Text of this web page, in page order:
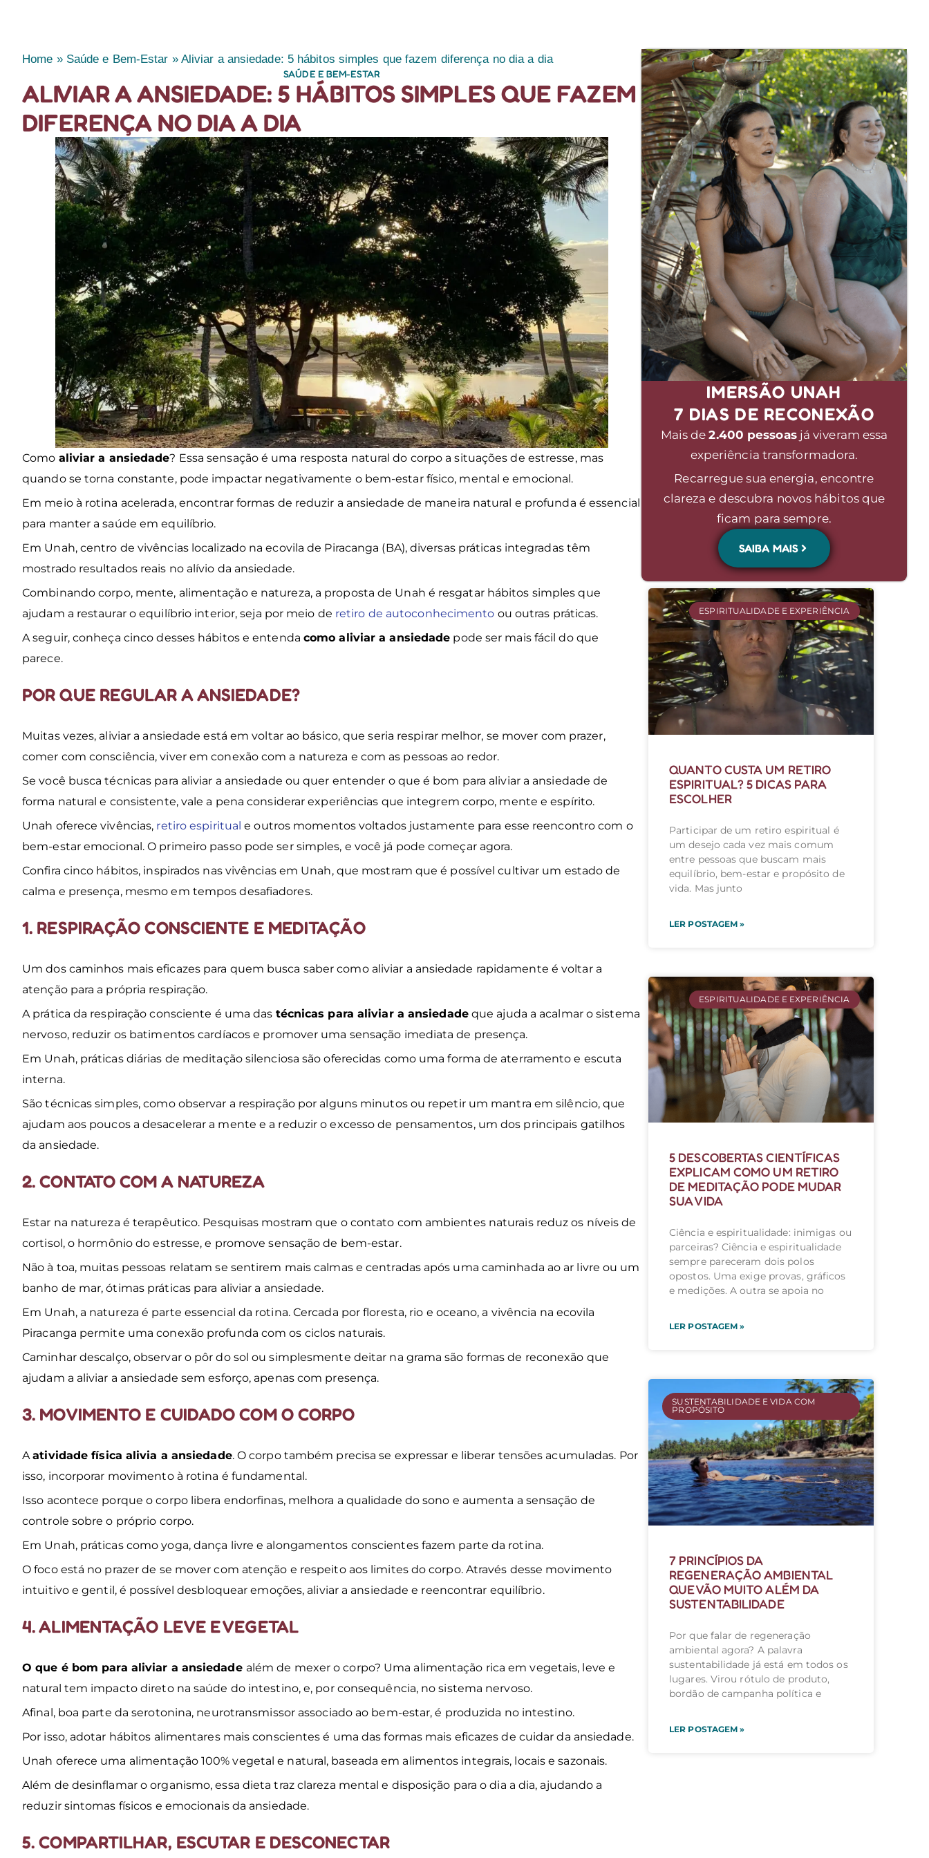
Home » Saúde e Bem-Estar » Aliviar a ansiedade: 5 hábitos simples que fazem diferença no dia a dia
SAÚDE E BEM-ESTAR
ALIVIAR A ANSIEDADE: 5 HÁBITOS SIMPLES QUE FAZEM
DIFERENÇA NO DIA A DIA
Como aliviar a ansiedade? Essa sensação é uma resposta natural do corpo a situações de estresse, mas
quando se torna constante, pode impactar negativamente o bem-estar físico, mental e emocional.
Em meio à rotina acelerada, encontrar formas de reduzir a ansiedade de maneira natural e profunda é essencial
para manter a saúde em equilíbrio.
Em Unah, centro de vivências localizado na ecovila de Piracanga (BA), diversas práticas integradas têm
mostrado resultados reais no alívio da ansiedade.
Combinando corpo, mente, alimentação e natureza, a proposta de Unah é resgatar hábitos simples que
ajudam a restaurar o equilíbrio interior, seja por meio de retiro de autoconhecimento ou outras práticas.
A seguir, conheça cinco desses hábitos e entenda como aliviar a ansiedade pode ser mais fácil do que
parece.
POR QUE REGULAR A ANSIEDADE?
Muitas vezes, aliviar a ansiedade está em voltar ao básico, que seria respirar melhor, se mover com prazer,
comer com consciência, viver em conexão com a natureza e com as pessoas ao redor.
Se você busca técnicas para aliviar a ansiedade ou quer entender o que é bom para aliviar a ansiedade de
forma natural e consistente, vale a pena considerar experiências que integrem corpo, mente e espírito.
Unah oferece vivências, retiro espiritual e outros momentos voltados justamente para esse reencontro com o
bem-estar emocional. O primeiro passo pode ser simples, e você já pode começar agora.
Confira cinco hábitos, inspirados nas vivências em Unah, que mostram que é possível cultivar um estado de
calma e presença, mesmo em tempos desafiadores.
1. RESPIRAÇÃO CONSCIENTE E MEDITAÇÃO
Um dos caminhos mais eficazes para quem busca saber como aliviar a ansiedade rapidamente é voltar a
atenção para a própria respiração.
A prática da respiração consciente é uma das técnicas para aliviar a ansiedadeque ajuda a acalmar o sistema
nervoso, reduzir os batimentos cardíacos e promover uma sensação imediata de presença.
Em Unah, práticas diárias de meditação silenciosa são oferecidas como uma forma de aterramento e escuta
interna.
São técnicas simples, como observar a respiração por alguns minutos ou repetir um mantra em silêncio, que
ajudam aos poucos a desacelerar a mente e a reduzir o excesso de pensamentos, um dos principais gatilhos
da ansiedade.
2. CONTATO COM A NATUREZA
Estar na natureza é terapêutico. Pesquisas mostram que o contato com ambientes naturais reduz os níveis de
cortisol, o hormônio do estresse, e promove sensação de bem-estar.
Não à toa, muitas pessoas relatam se sentirem mais calmas e centradas após uma caminhada ao ar livre ou um
banho de mar, ótimas práticas para aliviar a ansiedade.
Em Unah, a natureza é parte essencial da rotina. Cercada por floresta, rio e oceano, a vivência na ecovila
Piracanga permite uma conexão profunda com os ciclos naturais.
Caminhar descalço, observar o pôr do sol ou simplesmente deitar na grama são formas de reconexão que
ajudam a aliviar a ansiedade sem esforço, apenas com presença.
3. MOVIMENTO E CUIDADO COM O CORPO
Aatividade física alivia a ansiedade. O corpo também precisa se expressar e liberar tensões acumuladas. Por
isso, incorporar movimento à rotina é fundamental.
Isso acontece porque o corpo libera endorfinas, melhora a qualidade do sono e aumenta a sensação de
controle sobre o próprio corpo.
Em Unah, práticas como yoga, dança livre e alongamentos conscientes fazem parte da rotina.
O foco está no prazer de se mover com atenção e respeito aos limites do corpo. Através desse movimento
intuitivo e gentil, é possível desbloquear emoções, aliviar a ansiedade e reencontrar equilíbrio.
4. ALIMENTAÇÃO LEVE E VEGETAL
O que é bom para aliviar a ansiedade além de mexer o corpo? Uma alimentação rica em vegetais, leve e
natural tem impacto direto na saúde do intestino, e, por consequência, no sistema nervoso.
Afinal, boa parte da serotonina, neurotransmissor associado ao bem-estar, é produzida no intestino.
Por isso, adotar hábitos alimentares mais conscientes é uma das formas mais eficazes de cuidar da ansiedade.
Unah oferece uma alimentação 100% vegetal e natural, baseada em alimentos integrais, locais e sazonais.
Além de desinflamar o organismo, essa dieta traz clareza mental e disposição para o dia a dia, ajudando a
reduzir sintomas físicos e emocionais da ansiedade.
5. COMPARTILHAR, ESCUTAR E DESCONECTAR
IMERSÃO UNAH
7 DIAS DE RECONEXÃO
Mais de2.400 pessoasjá viveram essa
experiência transformadora.
Recarregue sua energia, encontre
clareza e descubra novos hábitos que
ficam para sempre.
SAIBA MAIS
ESPIRITUALIDADE E EXPERIÊNCIA
QUANTO CUSTA UM RETIRO
ESPIRITUAL? 5 DICAS PARA
ESCOLHER
Participar de um retiro espiritual é
um desejo cada vez mais comum
entre pessoas que buscam mais
equilíbrio, bem-estar e propósito de
vida. Mas junto
LER POSTAGEM »
ESPIRITUALIDADE E EXPERIÊNCIA
5 DESCOBERTAS CIENTÍFICAS
EXPLICAM COMO UM RETIRO
DE MEDITAÇÃO PODE MUDAR
SUA VIDA
Ciência e espiritualidade: inimigas ou
parceiras? Ciência e espiritualidade
sempre pareceram dois polos
opostos. Uma exige provas, gráficos
e medições. A outra se apoia no
LER POSTAGEM »
SUSTENTABILIDADE E VIDA COM
PROPÓSITO
7 PRINCÍPIOS DA
REGENERAÇÃO AMBIENTAL
QUE VÃO MUITO ALÉM DA
SUSTENTABILIDADE
Por que falar de regeneração
ambiental agora? A palavra
sustentabilidade já está em todos os
lugares. Virou rótulo de produto,
bordão de campanha política e
LER POSTAGEM »